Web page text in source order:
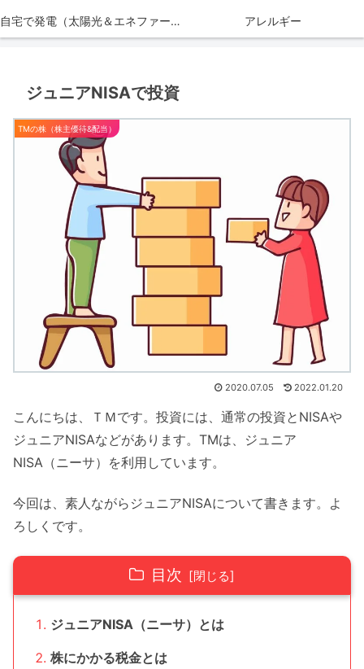
自宅で発電（太陽光＆エネファーム） アレルギー
ジュニアNISAで投資
TMの株（株主優待&配当）
2020.07.05 2022.01.20
こんにちは、ＴＭです。投資には、通常の投資とNISAや
ジュニアNISAなどがあります。TMは、ジュニア
NISA（ニーサ）を利用しています。
今回は、素人ながらジュニアNISAについて書きます。よ
ろしくです。
目次
ジュニアNISA（ニーサ）とは
株にかかる税金とは